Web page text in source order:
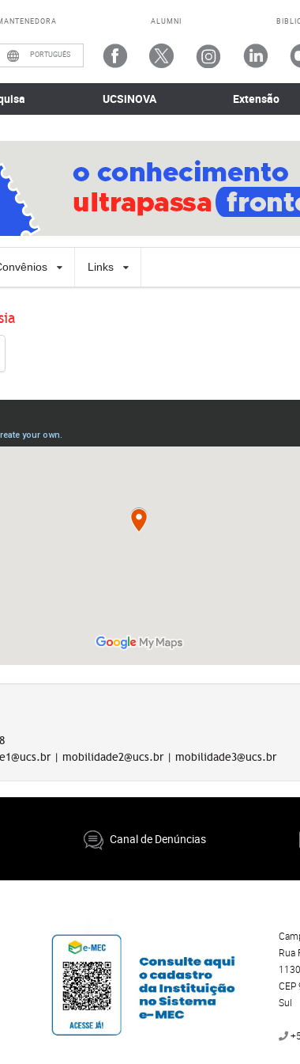
ALUMNI
PORTUGUÊS
UCSiNOVA Extensão
Links
| mobilidade2@ucs.br | mobilidade3@ucs.br
Canal de Denúncias
Rua
1130
CEP
Sul